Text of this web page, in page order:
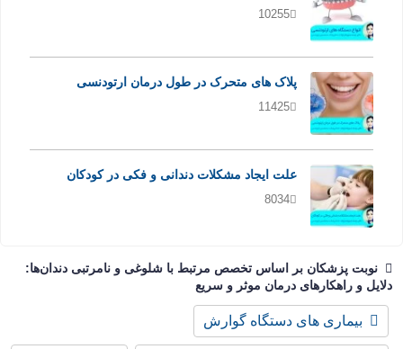
10255
پلاک های متحرک در طول درمان ارتودنسی
11425
علت ایجاد مشکلات دندانی و فکی در کودکان
8034
نوبت پزشکان بر اساس تخصص مرتبط با شلوغی و نامرتبی دندان‌ها:
دلایل و راهکارهای درمان موثر و سریع
بیماری های دستگاه گوارش